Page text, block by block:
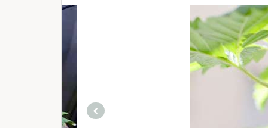
Otras